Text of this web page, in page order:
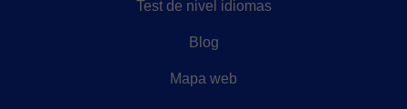
Términos del servicio
Política de Cookies
Configuración de Cookies